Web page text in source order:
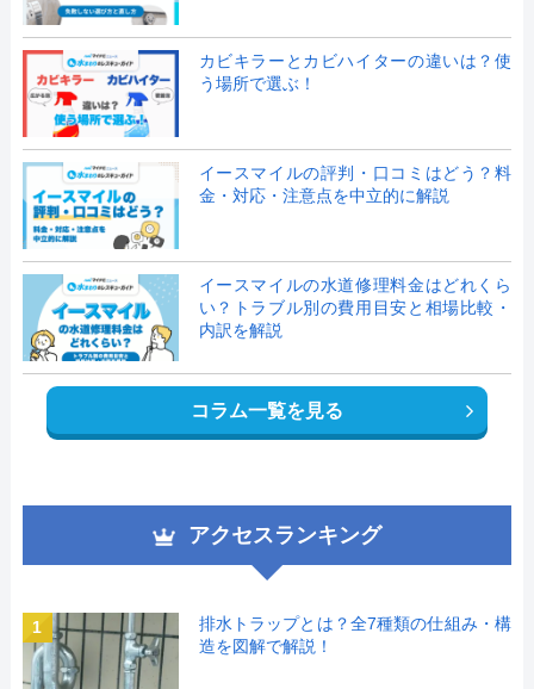
カビキラーとカビハイターの違いは？使
う場所で選ぶ！
イースマイルの評判・口コミはどう？料
金・対応・注意点を中立的に解説
イースマイルの水道修理料金はどれくら
い？トラブル別の費用目安と相場比較・
内訳を解説
コラム一覧を見る
アクセスランキング
1
排水トラップとは？全7種類の仕組み・構
造を図解で解説！